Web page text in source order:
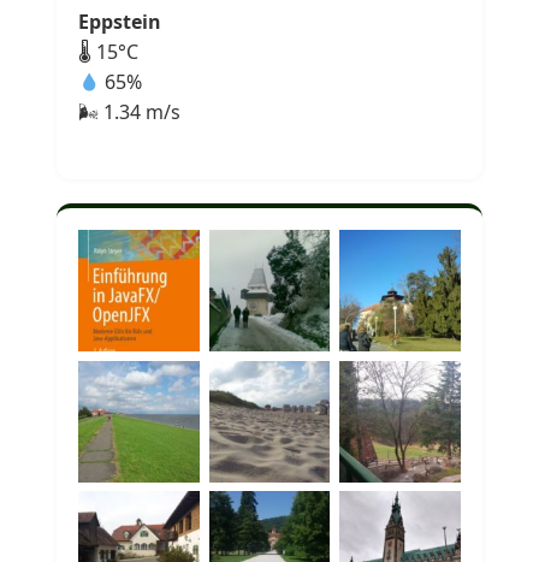
Eppstein
🌡 15°C
65%
🌬 1.34 m/s